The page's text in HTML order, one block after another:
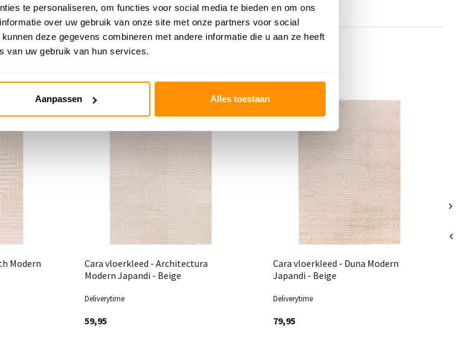
te personaliseren, om functies voor social media te bieden en om ons
over uw gebruik van onze site met onze partners voor social
deze gegevens combineren met andere informatie die u aan ze heeft
van uw gebruik van hun services.
Aanpassen Alles toestaan
Modern
Cara vloerkleed - Architectura
Modern Japandi - Beige
Deliverytime
59,95
Cara vloerkleed - Duna Modern
Japandi - Beige
Deliverytime
79,95